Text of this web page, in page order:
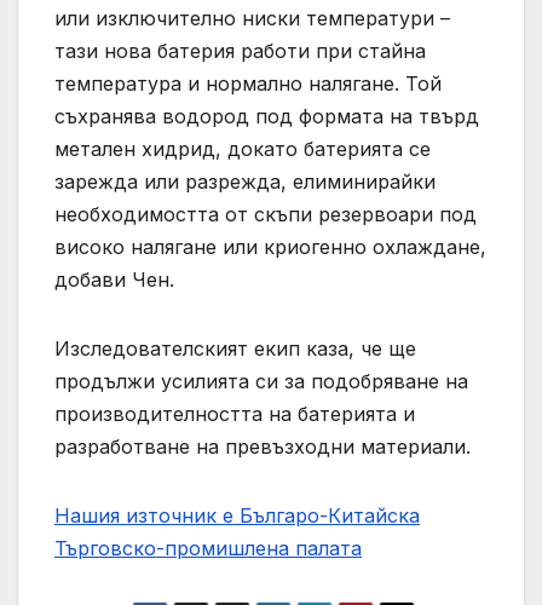
или изключително ниски температури –
тази нова батерия работи при стайна
температура и нормално налягане. Той
съхранява водород под формата на твърд
метален хидрид, докато батерията се
зарежда или разрежда, елиминирайки
необходимостта от скъпи резервоари под
високо налягане или криогенно охлаждане,
добави Чен.
Изследователският екип каза, че ще
продължи усилията си за подобряване на
производителността на батерията и
разработване на превъзходни материали.
Нашия източник е Българо-Китайска
Търговско-промишлена палaта